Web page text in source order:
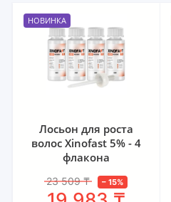
НОВИНКА
Лосьон для роста
волос Xinofast 5% - 4
флакона
23 509₸ – 15%